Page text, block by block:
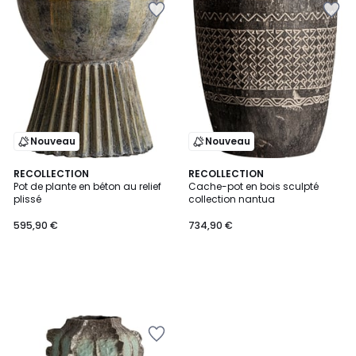
Nouveau
RECOLLECTION
Pot de plante en béton au relief
plissé
595,90 €
Nouveau
RECOLLECTION
Cache-pot en bois sculpté
collection nantua
734,90 €